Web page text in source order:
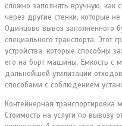
сложно заполнять вручную, как
через другие стенки, которые
Одинцово вывоз заполненного
специального транспорта. Этот
устройства, которые способны
его на борт машины. Емкость с
дальнейшей утилизации
способами с соблюдением
Контейнерная транспортировка
Стоимость на услуги по вывозу